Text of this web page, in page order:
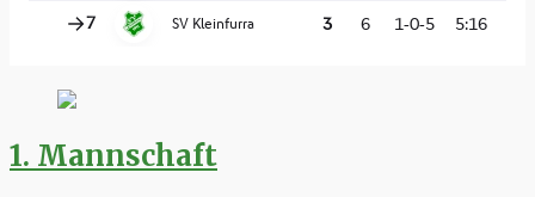
1. Mannschaft